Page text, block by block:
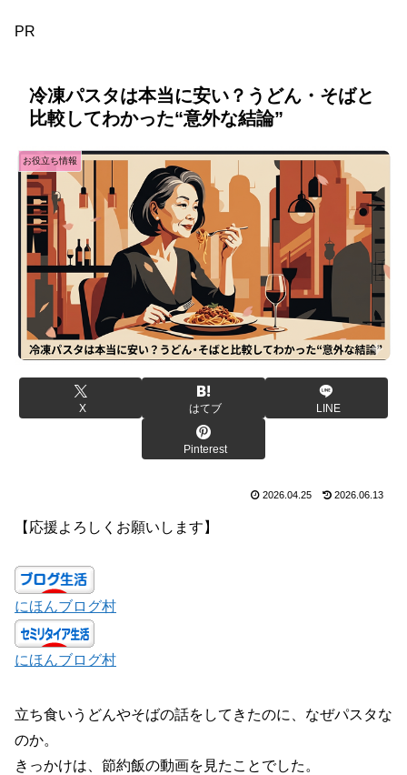
PR
冷凍パスタは本当に安い？うどん・そばと
比較してわかった“意外な結論”
お役立ち情報
X はてブ LINE
Pinterest
2026.04.25 2026.06.13
【応援よろしくお願いします】
にほんブログ村
にほんブログ村
立ち食いうどんやそばの話をしてきたのに、なぜパスタな
のか。
きっかけは、節約飯の動画を見たことでした。